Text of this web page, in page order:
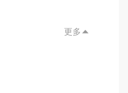
更多 